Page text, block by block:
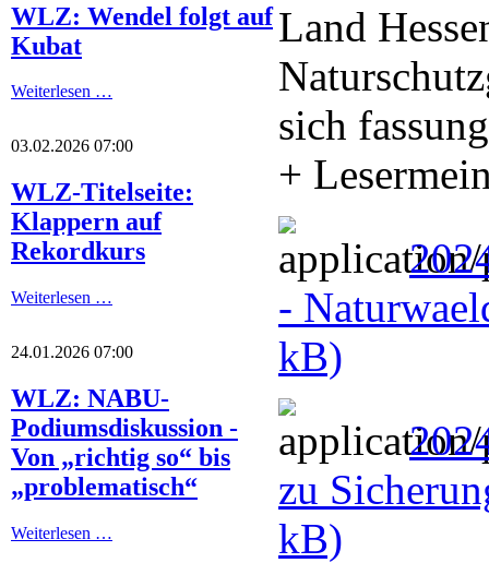
WLZ: Wendel folgt auf
Kubat
Weiterlesen …
03.02.2026 07:00
WLZ-Titelseite:
Klappern auf
Rekordkurs
Weiterlesen …
24.01.2026 07:00
WLZ: NABU-
Podiumsdiskussion -
Von „richtig so“ bis
„problematisch“
Weiterlesen …
Land
sich
+
-
kB)
zu
kB)